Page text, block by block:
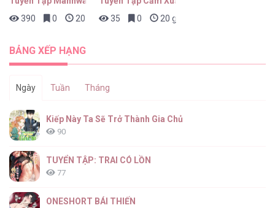
Chap 70
Chap 69
390
0 20 giờ trước
35
0 20 giờ trước
BẢNG XẾP HẠNG
Ngày Tuần Tháng
Kiếp Này Ta Sẽ Trở Thành Gia Chủ
90
TUYỂN TẬP: TRAI CÓ LỒN
77
ONESHORT BÁI THIẾN